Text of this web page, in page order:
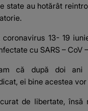
state au hotărât
coronavirus 13- 19
cu SARS – CoV
că după doi ani
ei bine acestea
de libertate, însă